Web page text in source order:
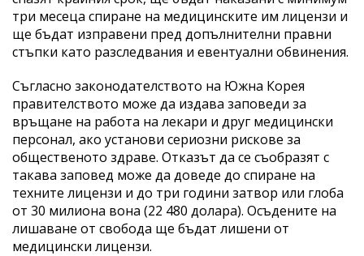
три месеца спиране на медицинските им лицензи и
ще бъдат изправени пред допълнителни правни
стъпки като разследвания и евентуални обвинения.
Съгласно законодателството на Южна Корея
правителството може да издава заповеди за
връщане на работа на лекари и друг медицински
персонал, ако установи сериозни рискове за
общественото здраве. Отказът да се съобразят с
такава заповед може да доведе до спиране на
техните лицензи и до три години затвор или глоба
от 30 милиона вона (22 480 долара). Осъдените на
лишаване от свобода ще бъдат лишени от
медицински лицензи.